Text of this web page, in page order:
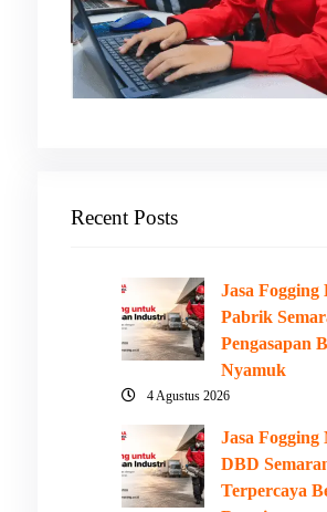
Recent Posts
Jasa
Pabrik
Pengasapan
Nyamuk
4 Agustus 2026
Jasa Fogging
DBD
Terpercaya